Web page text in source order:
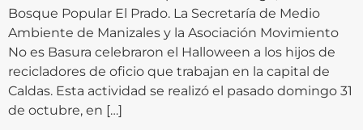
Bosque Popular El Prado. La Secretaría de Medio
Ambiente de Manizales y la Asociación Movimiento
No es Basura celebraron el Halloween a los hijos de
recicladores de oficio que trabajan en la capital de
Caldas. Esta actividad se realizó el pasado domingo 31
de octubre, en […]